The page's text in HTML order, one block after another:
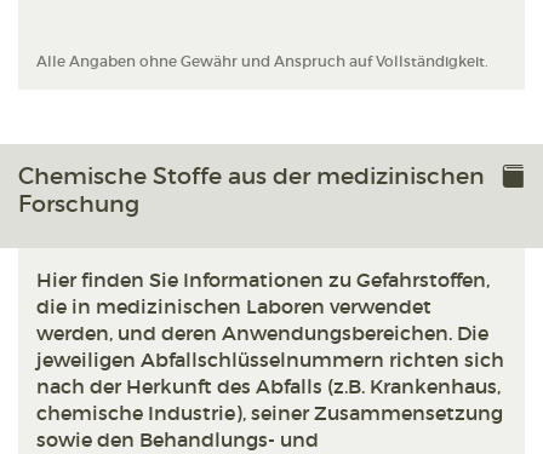
Alle Angaben ohne Gewähr und Anspruch auf Vollständigkeit.
Chemische Stoffe aus der medizinischen
Forschung
Hier finden Sie Informationen zu Gefahrstoffen,
die in medizinischen Laboren verwendet
werden, und deren Anwendungsbereichen. Die
jeweiligen Abfallschlüsselnummern richten sich
nach der Herkunft des Abfalls (z.B. Krankenhaus,
chemische Industrie), seiner Zusammensetzung
sowie den Behandlungs- und